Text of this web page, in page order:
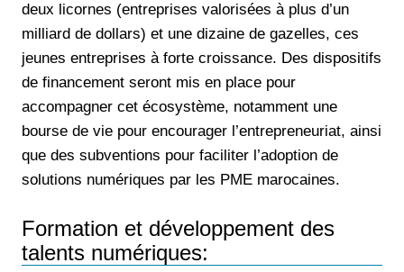
deux licornes (entreprises valorisées à plus d’un
milliard de dollars) et une dizaine de gazelles, ces
jeunes entreprises à forte croissance. Des dispositifs
de financement seront mis en place pour
accompagner cet écosystème, notamment une
bourse de vie pour encourager l’entrepreneuriat, ainsi
que des subventions pour faciliter l’adoption de
solutions numériques par les PME marocaines.
Formation et développement des
talents numériques: